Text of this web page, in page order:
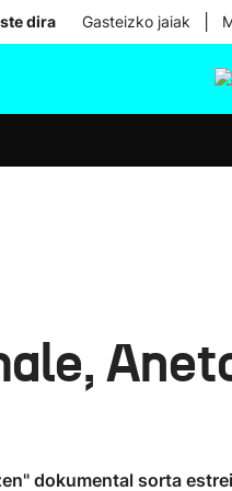
dira Gasteizko jaiak
dokumental sorta